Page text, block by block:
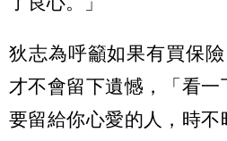
狄志為呼籲如果有買保
才不會留下遺憾，「看
要留給你心愛的人，時不